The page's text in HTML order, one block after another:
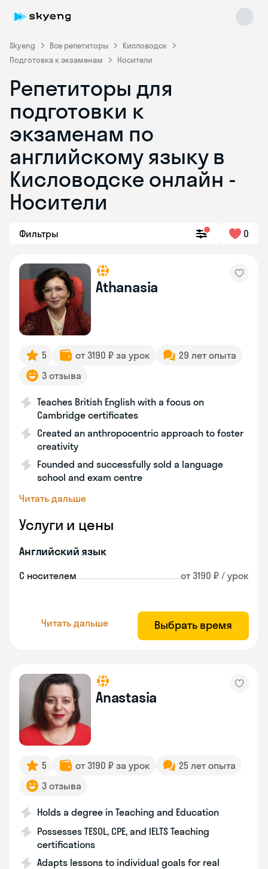
Skyeng Все репетиторы
Кисловодск
Подготовка к экзаменам
Носители
Репетиторы для
подготовки к
экзаменам по
английскому языку в
Кисловодске онлайн -
Носители
Фильтры 0
Athanasia
5 от 3190 ₽ за урок
29 лет опыта
3 отзыва
Teaches British English with a focus on
Cambridge certificates
Created an anthropocentric approach to foster
creativity
Founded and successfully sold a language
school and exam centre
Читать дальше
Услуги и цены
Английский язык
С носителем от 3190 ₽ / урок
Читать дальше Выбрать время
Anastasia
5 от 3190 ₽ за урок
25 лет опыта
3 отзыва
Holds a degree in Teaching and Education
Possesses TESOL, CPE, and IELTS Teaching
certifications
Adapts lessons to individual goals for real
Skyeng Chat